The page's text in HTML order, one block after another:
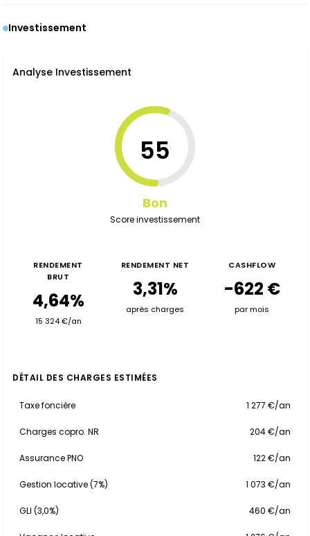
Investissement
Analyse Investissement
55
Bon
Score investissement
RENDEMENT
BRUT
4,64%
15 324 €/an
RENDEMENT NET
3,31%
après charges
CASHFLOW
-622 €
par mois
DÉTAIL DES CHARGES ESTIMÉES
Taxe foncière 1 277 €/an
Charges copro. NR 204 €/an
Assurance PNO 122 €/an
Gestion locative (7%) 1 073 €/an
GLI (3,0%) 460 €/an